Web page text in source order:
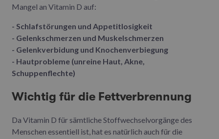
Mangel an Vitamin D auf:
- Schlafstörungen und Appetitlosigkeit
- Gelenkschmerzen und Muskelschmerzen
- Gelenkverbidung und Knochenverbiegung
- Hautprobleme (unreine Haut, Akne,
Schuppenflechte)
Wichtig für die Fettverbrennung
Da Vitamin D für sämtliche Stoffwechselvorgänge des
Menschen essentiell ist, hat es natürlich auch für die